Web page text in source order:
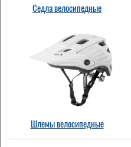
Седла велосипедные
Шлемы велосипедные